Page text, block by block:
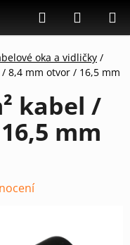
Hledat
KOŠÍK
oka a vidličky /
8,4 mm otvor / 16,5 mm
kabel /
mm